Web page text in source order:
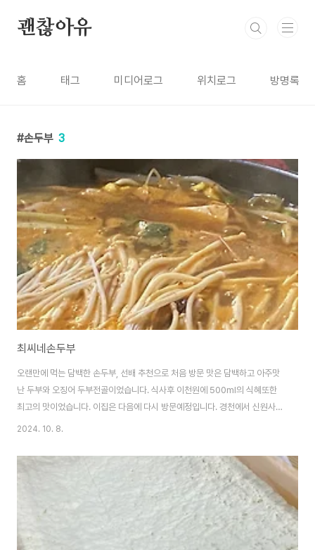
괜찮아유
홈 태그 미디어로그 위치로그 방명록
손두부 3
최씨네손두부
오랜만에 먹는 담백한 손두부, 선배 추천으로 처음 방문 맛은 담백하고 아주맛
난 두부와 오징어 두부전골이었습니다. 식사후 이천원에 500ml의 식혜또한
최고의 맛이었습니다. 이집은 다음에 다시 방문예정입니다. 경천에서 신원사
가는길 저수지옆에 자리하고 있습니다. 주차는 도로가옆 5-6대정도와 가게앞
부 오징어 두부전골 매뉴와 가격 영업시간 다먹었습니다. 주소는 충남 공주시
계룡면 신원사로 305 경천에서 신원사가는길 저수지옆에 있습니다. 입맛이
저하고 비슷하면 최고의맛입니다. 물론 저의 주관고요
2024. 10. 8.